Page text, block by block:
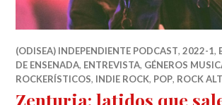
(ODISEA) INDEPENDIENTE PODCAST,2022-1,
DE ENSENADA, ENTREVISTA, GÉNEROS
ROCKERÍSTICOS, INDIE ROCK, POP, ROCK
Zenturia: latidos que